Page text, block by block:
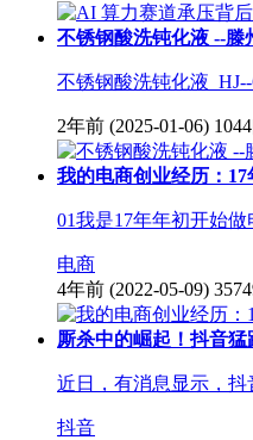
不锈钢酸洗钝化液 ­--滕
不锈钢酸洗钝化液
2年前 (2025-01-06)
我的电商创业经历：
01我是17年年初开始
电商
4年前 (2022-05-09)
厮杀中的崛起！抖音猛
近日，有消息显示，抖
抖音